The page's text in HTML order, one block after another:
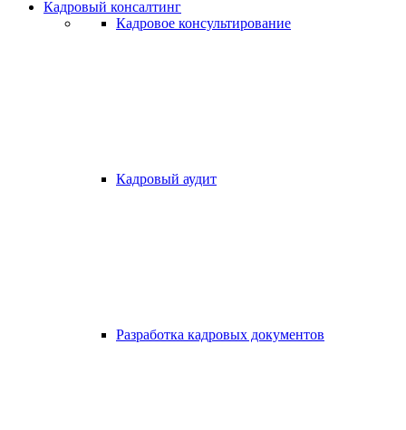
Кадровый консалтинг
Кадровое консультирование
Кадровый аудит
Разработка кадровых документов